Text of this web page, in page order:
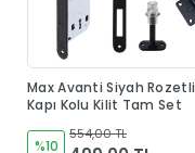
Max Avanti Siyah Rozetli
Kapı Kolu Kilit Tam Set
%10
554,00 TL